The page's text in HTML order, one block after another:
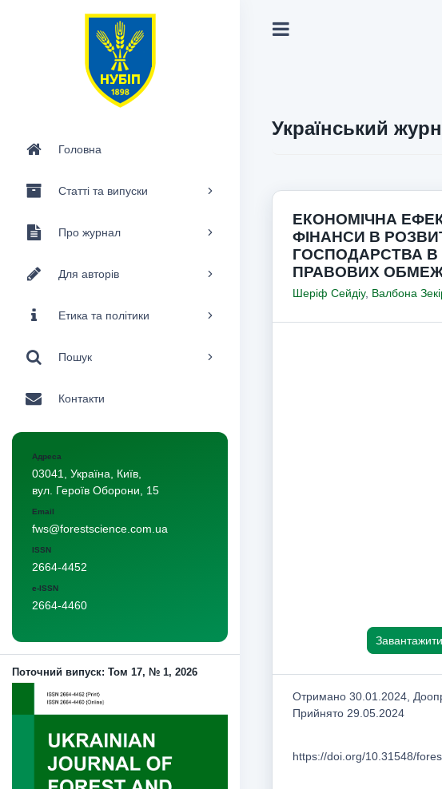
Головна
Статті та випуски
Про журнал
Для авторів
Етика та політики
Пошук
Контакти
Адреса
03041, Україна, Київ,
вул. Героїв Оборони, 15
Email
fws@forestscience.com.ua
ISSN
2664-4452
e-ISSN
2664-4460
Поточний випуск: Том 17, № 1, 2026
Український
ЕКОНОМІЧНА
ФІНАНСИ В
ГОСПОДАРСТВА В
ПРАВОВИХ
Шеріф Сейдіу, Валбона
Отримано 30.01.2024,
Прийнято 29.05.2024
https://doi.org/10.31548/